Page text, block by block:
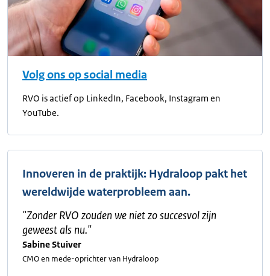
Volg ons op social media
RVO is actief op LinkedIn, Facebook, Instagram en
YouTube.
Innoveren in de praktijk: Hydraloop pakt het
wereldwijde waterprobleem aan.
"Zonder RVO zouden we niet zo succesvol zijn
geweest als nu."
Sabine Stuiver
CMO en mede-oprichter van Hydraloop